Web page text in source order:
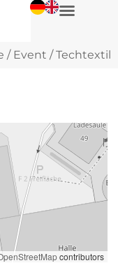
/ Event / Techtextil
contributors